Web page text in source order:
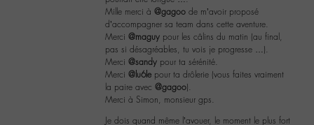
Mille merci à @gagoo de m’avoir proposé
d’accompagner sa team dans cette aventure.
Merci @maguy pour les câlins du matin (au final,
pas si désagréables, tu vois je progresse …).
Merci @sandy pour ta sérénité.
Merci @lu6le pour ta drôlerie (vous faites vraiment
la paire avec @gagoo).
Merci à Simon, monsieur gps.
Je dois quand même l’avouer, le moment le plus fort